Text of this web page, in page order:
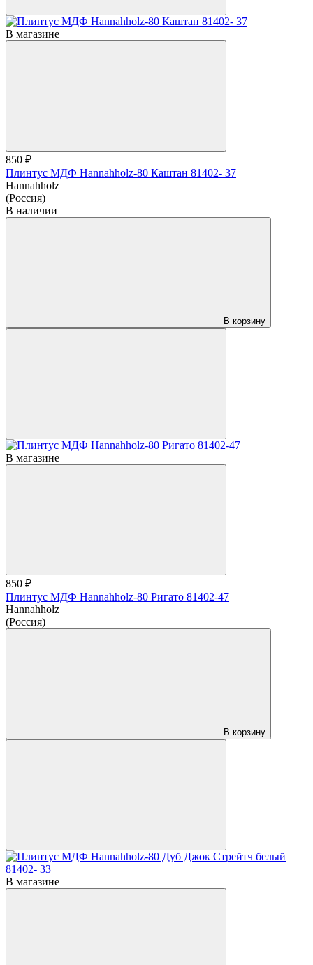
В магазине
850 ₽
Плинтус МДФ Hannahholz-80 Каштан 81402- 37
Hannahholz
(Россия)
В наличии
В корзину
В магазине
850 ₽
Плинтус МДФ Hannahholz-80 Ригато 81402-47
Hannahholz
(Россия)
В корзину
В магазине